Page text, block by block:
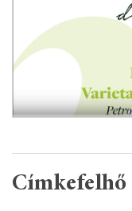
Címkefelhő